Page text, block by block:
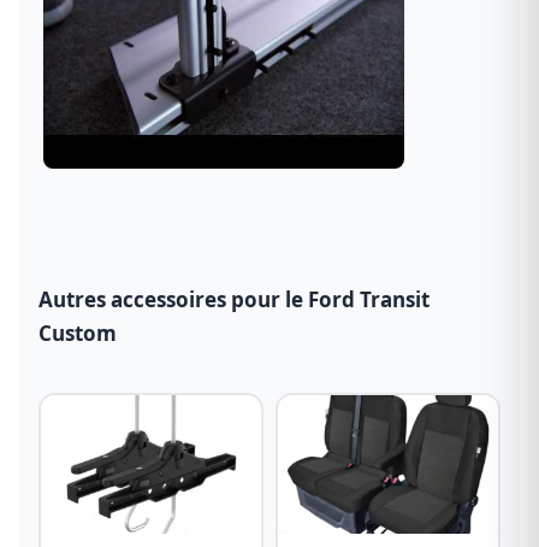
Autres accessoires pour le Ford Transit
Custom